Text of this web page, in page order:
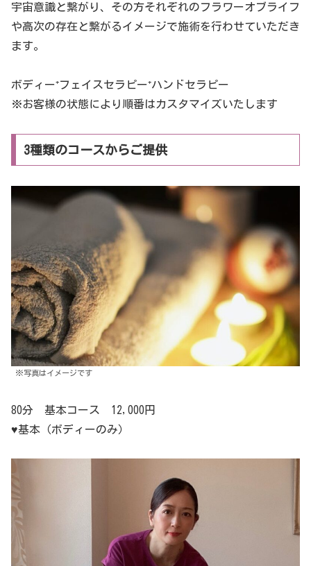
宇宙意識と繋がり、その方それぞれのフラワーオブライフ
や高次の存在と繋がるイメージで施術を行わせていただき
ます。
ボディー⁺フェイスセラピー⁺ハンドセラピー
※お客様の状態により順番はカスタマイズいたします
3種類のコースからご提供
※写真はイメージです
80分 基本コース 12,000円
♥基本（ボディーのみ）